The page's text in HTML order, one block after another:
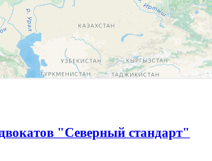
"Северный стандарт"